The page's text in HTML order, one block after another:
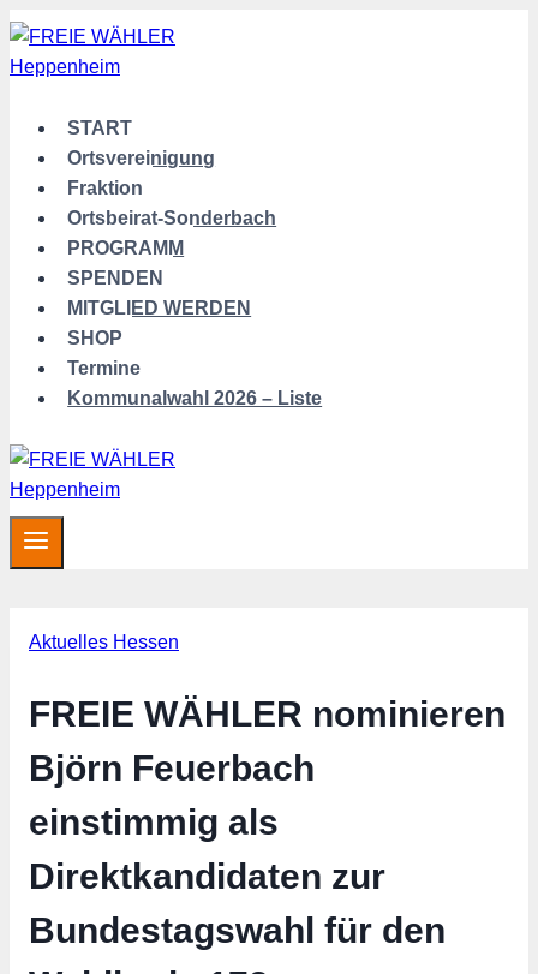
Zum
springen
START
Ortsvereinigung
Fraktion
Ortsbeirat-Sonderbach
PROGRAMM
SPENDEN
MITGLIED WERDEN
SHOP
Termine
Kommunalwahl 2026 – Liste
Aktuelles Hessen
FREIE WÄHLER nominieren
Björn Feuerbach
einstimmig als
Direktkandidaten zur
Bundestagswahl für den